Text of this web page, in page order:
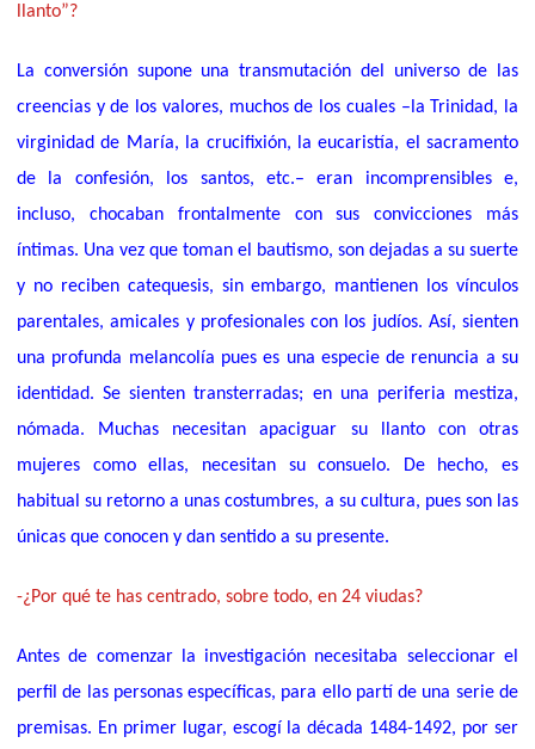
llanto”?
La conversión supone una transmutación del universo de las
creencias y de los valores, muchos de los cuales –la Trinidad, la
virginidad de María, la crucifixión, la eucaristía, el sacramento
de la confesión, los santos, etc.– eran incomprensibles e,
incluso, chocaban frontalmente con sus convicciones más
íntimas. Una vez que toman el bautismo, son dejadas a su suerte
y no reciben catequesis, sin embargo, mantienen los vínculos
parentales, amicales y profesionales con los judíos. Así, sienten
una profunda melancolía pues es una especie de renuncia a su
identidad.Se siententransterradas; en una periferia mestiza,
nómada. Muchas necesitan apaciguar su llanto con otras
mujeres como ellas, necesitan su consuelo. De hecho, es
habitual su retorno a unas costumbres, a su cultura, pues son las
únicas que conocen y dan sentido a su presente.
-¿Por qué te has centrado, sobre todo, en 24 viudas?
Antes de comenzar la investigación necesitaba seleccionar el
perfil de las personas específicas, para ello partí de una serie de
premisas. En primer lugar, escogí la década 1484-1492, por ser